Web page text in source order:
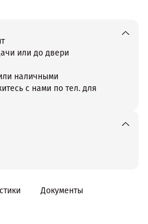
или до двери
наличными
с нами по тел. для
Документы